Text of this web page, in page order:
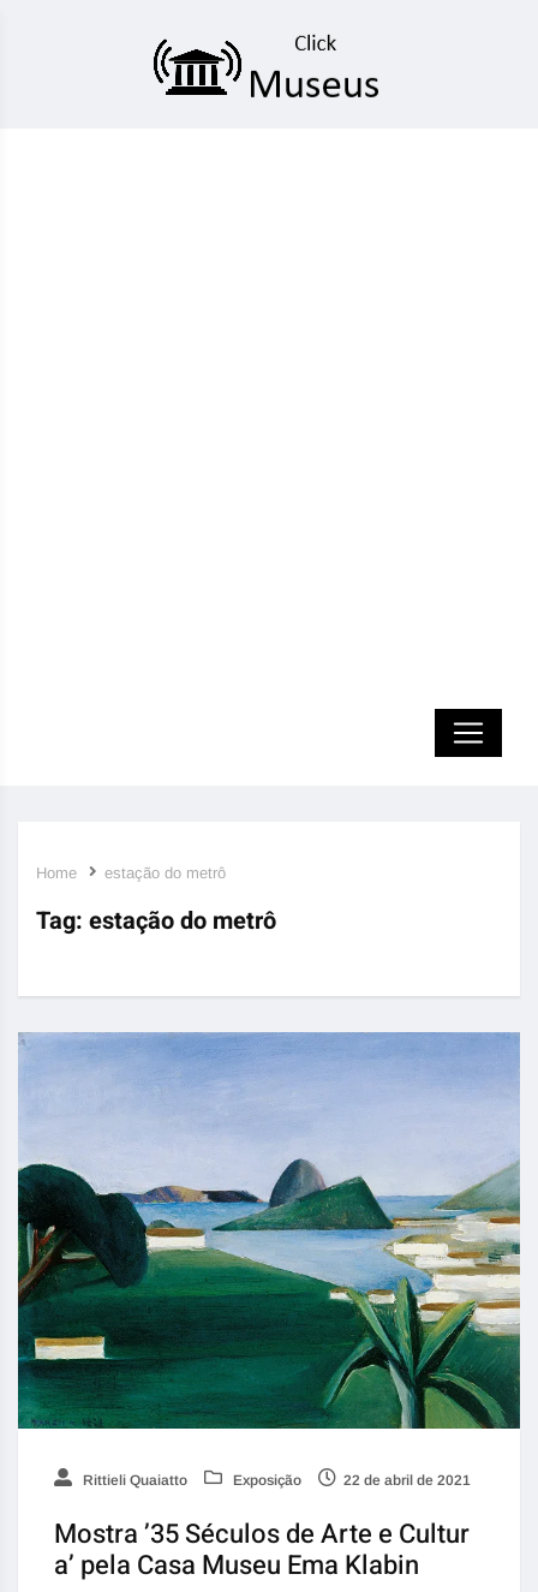
Home estação do metrô
Tag: estação do metrô
Rittieli Quaiatto Exposição 22 de abril de 2021
Mostra ’35 Séculos de Arte e Cultur
a’ pela Casa Museu Ema Klabin